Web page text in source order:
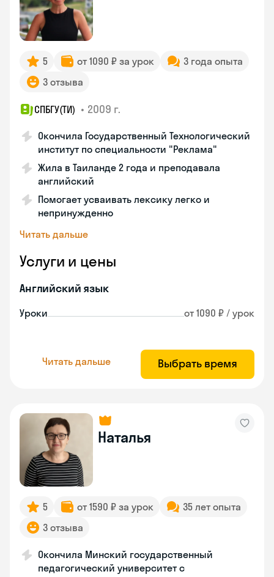
5 от 1090 ₽ за урок
3 года опыта
3 отзыва
СПБГУ(ТИ) • 2009 г.
Окончила Государственный Технологический
институт по специальности "Реклама"
Жила в Таиланде 2 года и преподавала
английский
Помогает усваивать лексику легко и
непринужденно
Читать дальше
Услуги и цены
Английский язык
Уроки от 1090 ₽ / урок
Читать дальше Выбрать время
Наталья
5 от 1590 ₽ за урок
35 лет опыта
3 отзыва
Окончила Минский государственный
педагогический университет с